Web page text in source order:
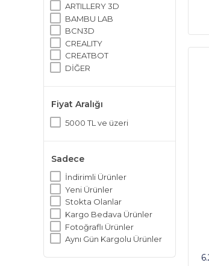
ARTILLERY 3D
BAMBU LAB
BCN3D
CREALITY
CREATBOT
DİĞER
FLASH FORGE
MODIX 3D
RAISE 3D
REVOPOINT
SINTERIT
SINTERIT LISA
SnapMaker
ULTIMAKER
Fiyat Aralığı
5000 TL ve üzeri
Sadece
İndirimli Ürünler
Yeni Ürünler
Stokta Olanlar
Kargo Bedava Ürünler
Fotoğraflı Ürünler
Aynı Gün Kargolu Ürünler